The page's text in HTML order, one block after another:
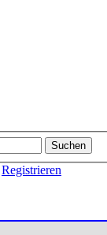
Registrieren